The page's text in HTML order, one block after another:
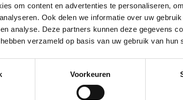
om content en advertenties te personaliseren,
Ook delen we informatie over uw
analyse. Deze partners kunnen deze gegevens
verzameld op basis van uw gebruik van hun
Voorkeuren
Dit wordt 'm!
Joya Flower Muay Thai Short -
Zwart - Maat XL - OP=OP